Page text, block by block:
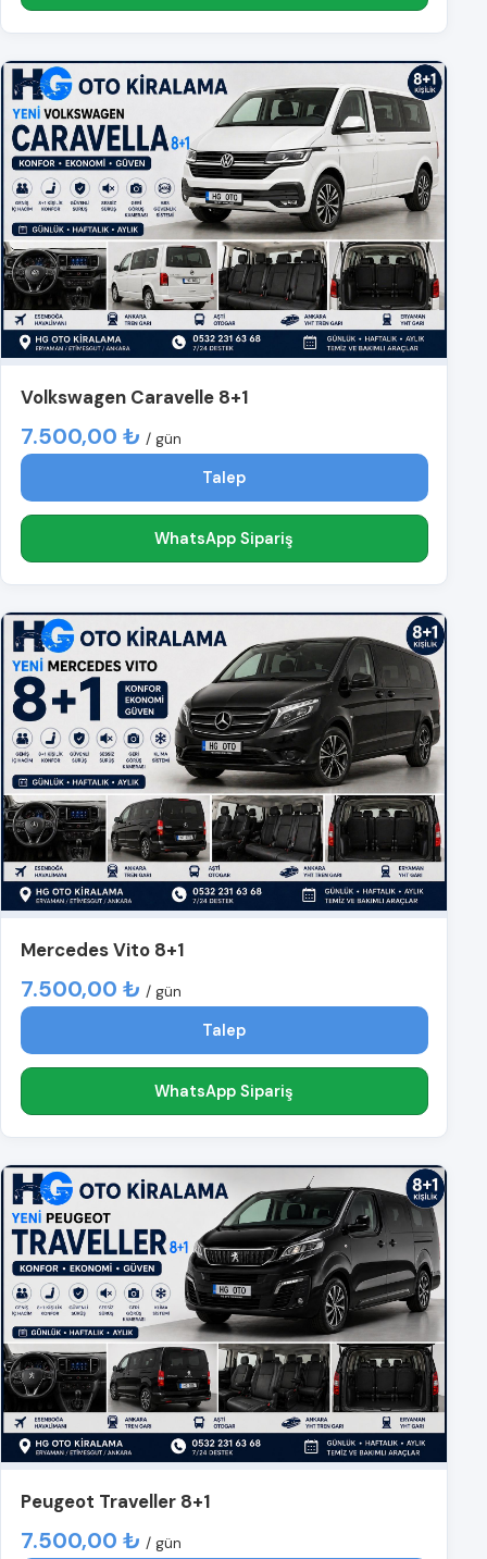
Volkswagen Caravelle 8+1
7.500,00 ₺ / gün
Talep
WhatsApp Sipariş
Mercedes Vito 8+1
7.500,00 ₺ / gün
Talep
WhatsApp Sipariş
Peugeot Traveller 8+1
7.500,00 ₺ / gün